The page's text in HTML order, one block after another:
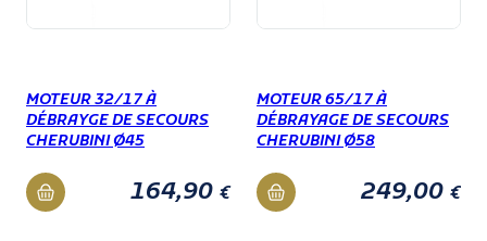
MOTEUR 32/17 À
DÉBRAYGE DE SECOURS
CHERUBINI Ø45
164,90 €
MOTEUR 65/17 À
DÉBRAYAGE DE SECOURS
CHERUBINI Ø58
249,00 €